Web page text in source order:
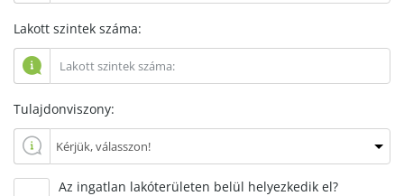
Lakott szintek száma:
Tulajdonviszony:
Az ingatlan lakóterületen belül helyezkedik el?